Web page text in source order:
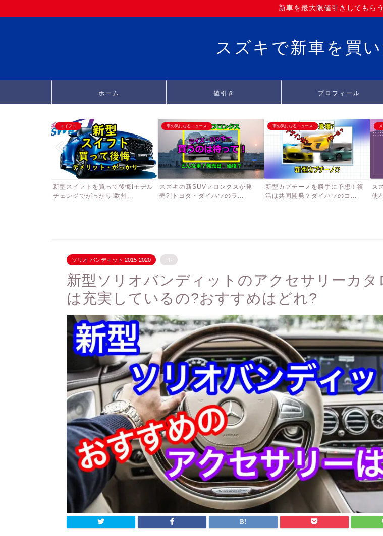
新車を最大限値引きしてもら
スズキで新車を買
ホーム 値引き プロフィール
スイフト
新型スイフトを買って後悔!モデル
チェンジでがっかり!欧州...
車の気になるニュース
スズキの新SUVフロンクスが発
売?!トヨタ・ダイハツのラ...
車の気になるニュース
新型カプチーノを勝手に予想！復
活は共同開発？ダイハツのコ...
ス
使
ソリオ バンディット 2015-2020 PR
新型ソリオバンディットのアクセサリーカタ
は充実しているの?おすすめはどれ?